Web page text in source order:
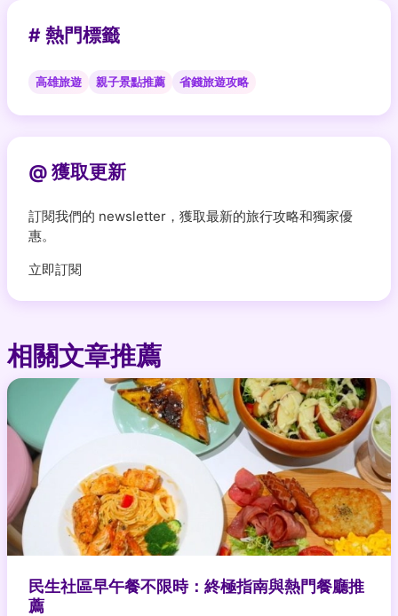
# 熱門標籤
高雄旅遊 親子景點推薦 省錢旅遊攻略
@ 獲取更新
訂閱我們的 newsletter，獲取最新的旅行攻略和獨家優
惠。
立即訂閱
相關文章推薦
民生社區早午餐不限時：終極指南與熱門餐廳推
薦